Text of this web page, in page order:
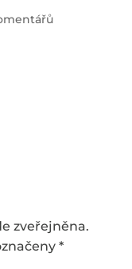
zveřejněna.
*